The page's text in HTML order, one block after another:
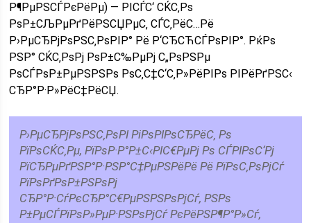
Р¶РµРЅСЃРєРёРµ) — РІСЃС‘ СЌС‚Рѕ
РѕР±СЉРµРґРёРЅСЏРµС‚ СЃС‚РёС…Рё
Р›РµСЂРјРѕРЅС‚РѕРІР° Рё Р‘СЂСЋСЃРѕРІР°. РќРѕ
РЅР° СЌС‚РѕРј РѕР±С‰РµРј С„РѕРЅРµ
РѕСЃРѕР±РµРЅРЅРѕ РѕС‚С‡С‘С‚Р»РёРІРѕ РІРёРґРЅС‹
СЂР°Р·Р»РёС‡РёСЏ.
Р›РµСЂРјРѕРЅС‚РѕРІ РіРѕРІРѕСЂРёС‚ Рѕ
РїРѕСЌС‚Рµ, РїРѕР·Р°Р±С‹РІС€РµРј Рѕ СЃРІРѕС‘Рј
РїСЂРµРґРЅР°Р·РЅР°С‡РµРЅРёРё Рё РїРѕС‚РѕРјСѓ
РїРѕРґРѕР±РЅРѕРј
СЂР°Р·СѓРєСЂР°С€РµРЅРЅРѕРјСѓ, РЅРѕ
Р±РµСЃРїРѕР»РµР·РЅРѕРјСѓ РєРёРЅР¶Р°Р»Сѓ,